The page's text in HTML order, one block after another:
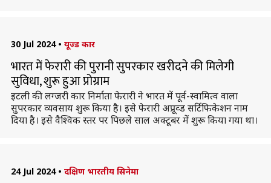
30 Jul 2024 • यूज्ड कार
भारत में फेरारी की पुरानी सुपरकार खरीदने की मिलेगी
सुविधा, शुरू हुआ प्रोग्राम
इटली की लग्जरी कार निर्माता फेरारी ने भारत में पूर्व-स्वामित्व वाला
सुपरकार व्यवसाय शुरू किया है। इसे फेरारी अप्रूव्ड सर्टिफिकेशन नाम
दिया है। इसे वैश्विक स्तर पर पिछले साल अक्टूबर में शुरू किया गया था।
24 Jul 2024 • दक्षिण भारतीय सिनेमा